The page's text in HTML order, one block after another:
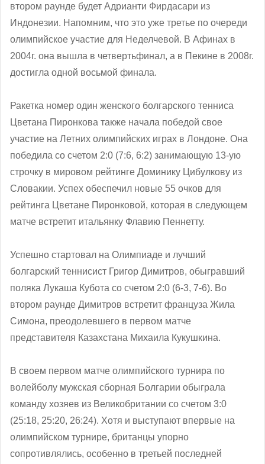
втором раунде будет Адрианти Фирдасари из
Индонезии. Напомним, что это уже третье по очереди
олимпийское участие для Неделчевой. В Афинах в
2004г. она вышла в четвертьфинал, а в Пекине в 2008г.
достигла одной восьмой финала.
Ракетка номер один женского болгарского тенниса
Цветана Пиронкова также начала победой свое
участие на Летних олимпийских играх в Лондоне. Она
победила со счетом 2:0 (7:6, 6:2) занимающую 13-ую
строчку в мировом рейтинге Доминику Цибулкову из
Словакии. Успех обеспечил новые 55 очков для
рейтинга Цветане Пиронковой, которая в следующем
матче встретит итальянку Флавию Пеннетту.
Успешно стартовал на Олимпиаде и лучший
болгарский теннисист Григор Димитров, обыгравший
поляка Лукаша Кубота со счетом 2:0 (6-3, 7-6). Во
втором раунде Димитров встретит француза Жила
Симона, преодолевшего в первом матче
представителя Казахстана Михаила Кукушкина.
В своем первом матче олимпийского турнира по
волейболу мужская сборная Болгарии обыграла
команду хозяев из Великобритании со счетом 3:0
(25:18, 25:20, 26:24). Хотя и выступают впервые на
олимпийском турнире, британцы упорно
сопротивлялись, особенно в третьей последней